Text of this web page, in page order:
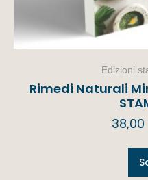
Edizioni
Rimedi Naturali
38,00